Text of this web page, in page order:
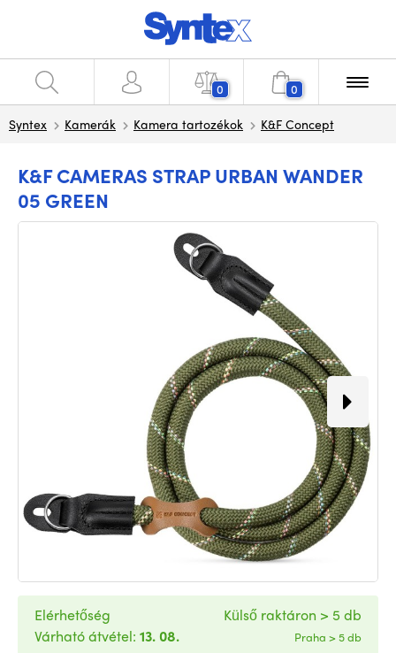
0 0
Syntex Kamerák Kamera tartozékok K&F Concept
K&F CAMERAS STRAP URBAN WANDER
05 GREEN
Elérhetőség
Várható átvétel: 13. 08.
Külső raktáron > 5 db
Praha > 5 db